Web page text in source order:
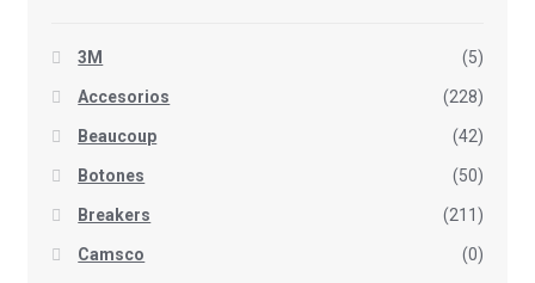
3M (5)
Accesorios (228)
Beaucoup (42)
Botones (50)
Breakers (211)
Camsco (0)